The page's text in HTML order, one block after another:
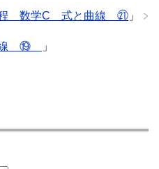
数学C 式と曲線 ㉑ 」
線 ⑲ 」